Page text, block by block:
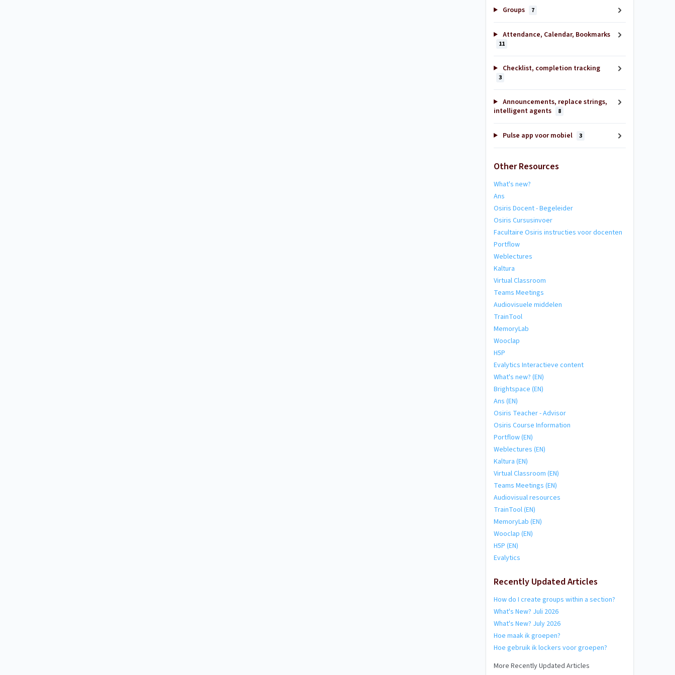
Groups 7
Attendance, Calendar, Bookmarks
11
Checklist, completion tracking
3
Announcements, replace strings,
intelligent agents
8
Pulse app voor mobiel 3
Other Resources
What's new?
Ans
Osiris Docent - Begeleider
Osiris Cursusinvoer
Facultaire Osiris instructies voor docenten
Portflow
Weblectures
Kaltura
Virtual Classroom
Teams Meetings
Audiovisuele middelen
TrainTool
MemoryLab
Wooclap
H5P
Evalytics Interactieve content
What's new? (EN)
Brightspace (EN)
Ans (EN)
Osiris Teacher - Advisor
Osiris Course Information
Portflow (EN)
Weblectures (EN)
Kaltura (EN)
Virtual Classroom (EN)
Teams Meetings (EN)
Audiovisual resources
TrainTool (EN)
MemoryLab (EN)
Wooclap (EN)
H5P (EN)
Evalytics
Recently Updated Articles
How do I create groups within a section?
What's New? Juli 2026
What's New? July 2026
Hoe maak ik groepen?
Hoe gebruik ik lockers voor groepen?
More Recently Updated Articles